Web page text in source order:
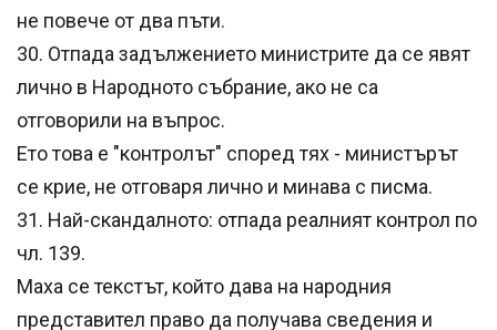
не повече от два пъти.
30. Отпада задължението министрите да се явят
лично в Народното събрание, ако не са
отговорили на въпрос.
Ето това е "контролът" според тях - министърът
се крие, не отговаря лично и минава с писма.
31. Най-скандалното: отпада реалният контрол по
чл. 139.
Маха се текстът, който дава на народния
представител право да получава сведения и